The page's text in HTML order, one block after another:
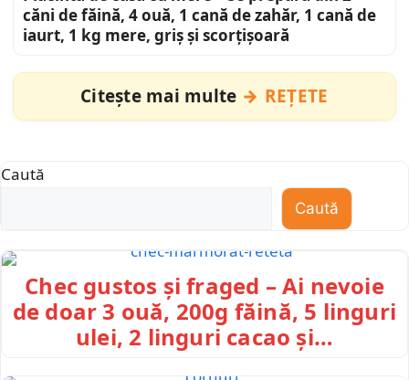
căni de făină, 4 ouă, 1 cană de zahăr, 1 cană de
iaurt, 1 kg mere, griș și scorțișoară
Citește mai multe REȚETE
Caută
Caută
Chec gustos și fraged – Ai nevoie
de doar 3 ouă, 200g făină, 5 linguri
ulei, 2 linguri cacao și…